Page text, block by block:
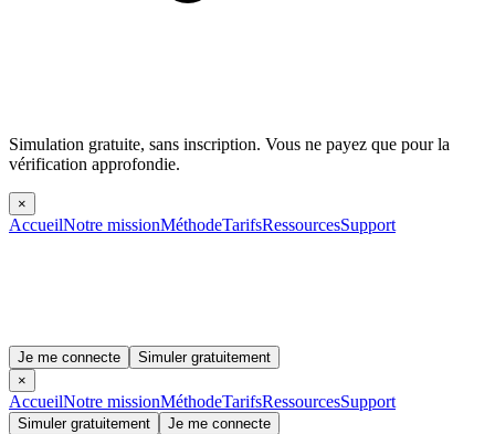
Simulation gratuite, sans inscription. Vous ne payez que pour la
vérification approfondie.
×
AccueilNotre missionMéthodeTarifsRessourcesSupport
Je me connecte
Simuler gratuitement
×
AccueilNotre missionMéthodeTarifsRessourcesSupport
Simuler gratuitement Je me connecte